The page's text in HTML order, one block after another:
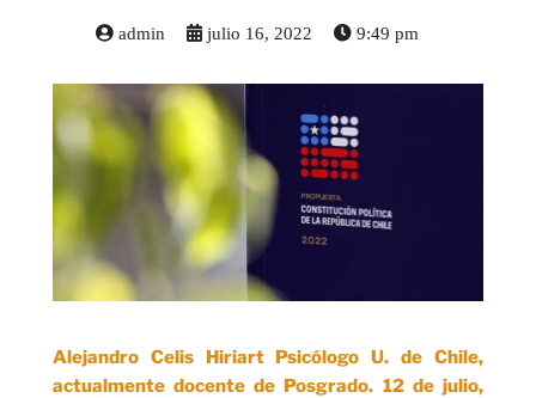
admin julio 16, 2022 9:49 pm
Alejandro Celis Hiriart Psicólogo U. de Chile,
actualmente docente de Posgrado. 12 de julio,